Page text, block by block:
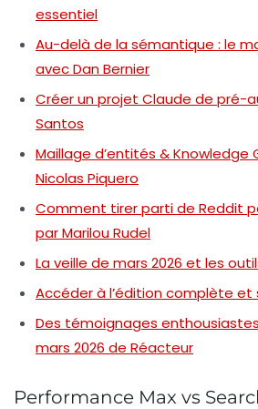
essentiel
Au-delà de la sémantique : le
avec Dan Bernier
Créer un projet Claude de pré-
Santos
Maillage d’entités & Knowledge
Nicolas Piquero
Comment tirer parti de Reddit
par Marilou Rudel
La veille de mars 2026 et les
Accéder à l’édition complète et
Des témoignages
mars 2026 de Réacteur
Performance Max vs